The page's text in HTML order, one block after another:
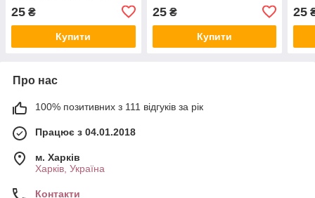
25 ₴
Купити
25₴
Купити
25
Про нас
100% позитивних з 111 відгуків за рік
Працює з 04.01.2018
м. Харків
Харків, Україна
Контакти